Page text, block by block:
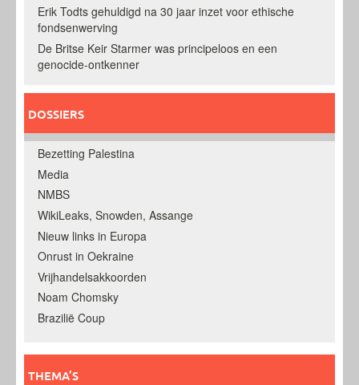
Erik Todts gehuldigd na 30 jaar inzet voor ethische
fondsenwerving
De Britse Keir Starmer was principeloos en een
genocide-ontkenner
DOSSIERS
Bezetting Palestina
Media
NMBS
WikiLeaks, Snowden, Assange
Nieuw links in Europa
Onrust in Oekraine
Vrijhandelsakkoorden
Noam Chomsky
Brazilië Coup
THEMA’S